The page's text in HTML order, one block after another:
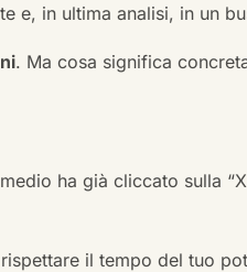
e, in ultima analisi, in un
. Ma cosa significa
ha già cliccato sulla
il tempo del tuo